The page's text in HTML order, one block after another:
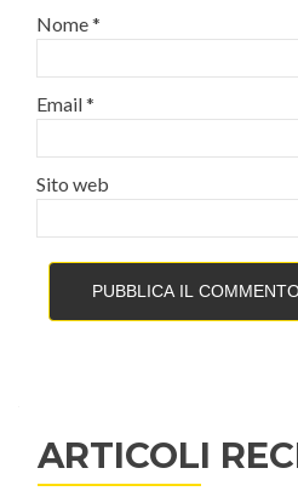
Nome*
Email*
Sito web
ARTICOLI